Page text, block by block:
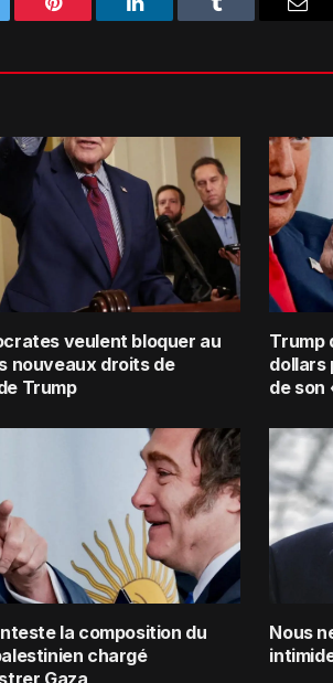
Pinterest LinkedIn Tumblr
veulent bloquer au
nouveaux droits de
Trump
Trump
dollars
de son
la composition du
chargé
Nous